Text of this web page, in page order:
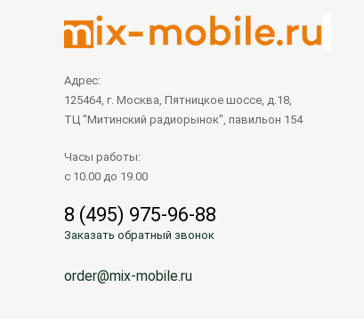
Адрес:
125464, г. Москва, Пятницкое шоссе, д.18,
ТЦ "Митинский радиорынок", павильон 154
Часы работы:
с 10.00 до 19.00
8 (495) 975-96-88
Заказать обратный звонок
order@mix-mobile.ru